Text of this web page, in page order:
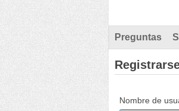
Preguntas
Nombre de